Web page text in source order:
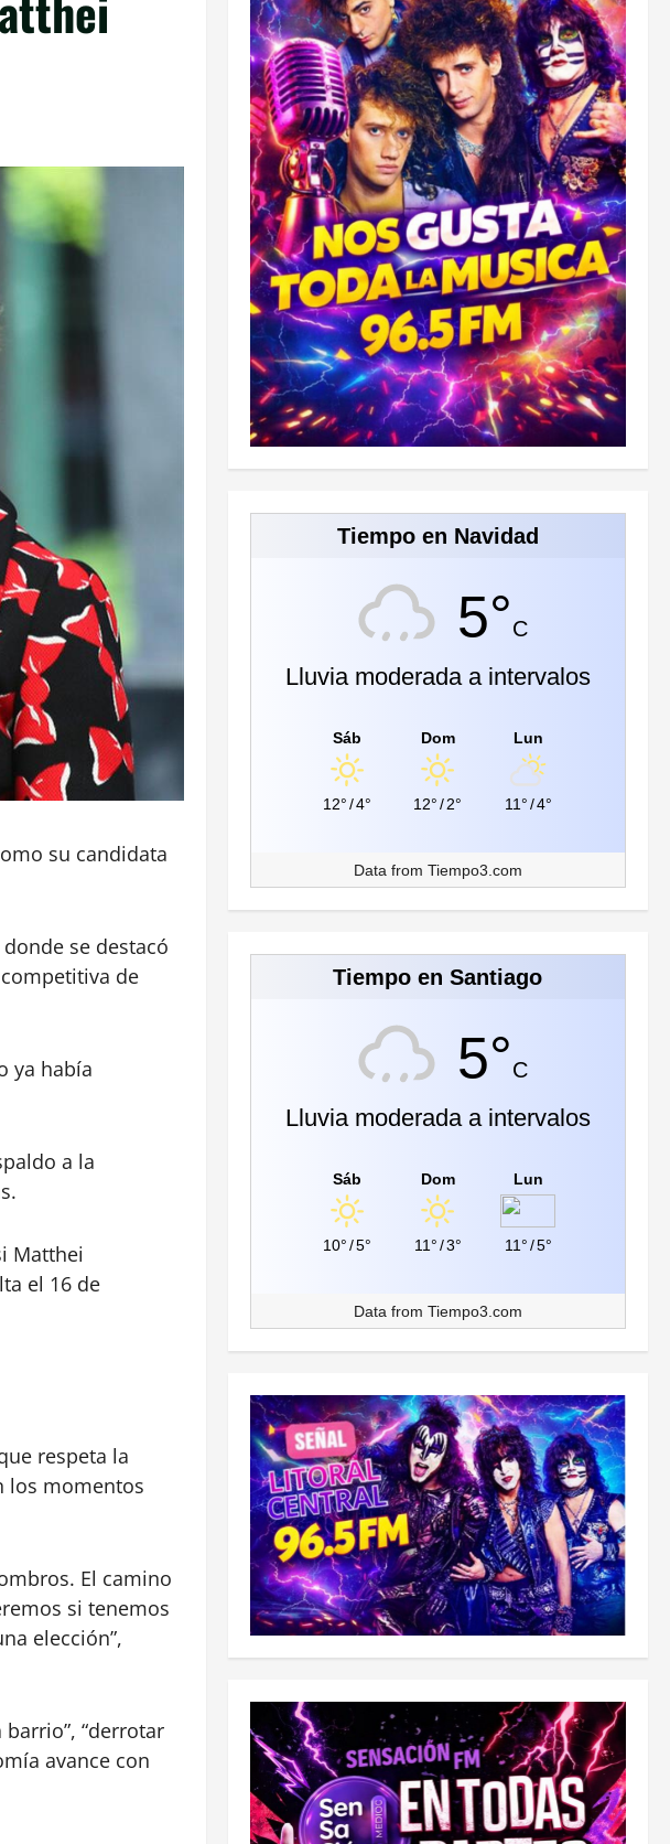
su candidata
se destacó
de
ya había
a la
Matthei
el 16 de
respeta la
los momentos
El camino
si tenemos
elección”,
“derrotar
avance con
Tiempo en Navidad
5°C
Lluvia moderada a intervalos
Sáb
12° /4°
Dom
12° /2°
Lun
11°/4°
Data from Tiempo3.com
Tiempo en Santiago
5°C
Lluvia moderada a intervalos
Sáb
10° /5°
Dom
11°/3°
Lun
11°/5°
Data from Tiempo3.com